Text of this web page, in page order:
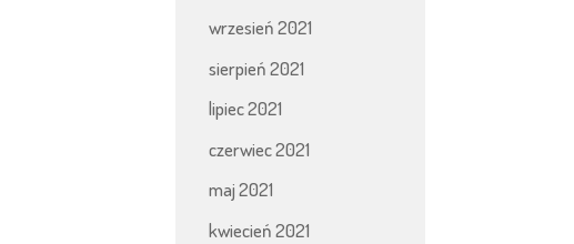
wrzesień 2021
sierpień 2021
lipiec 2021
czerwiec 2021
maj 2021
kwiecień 2021